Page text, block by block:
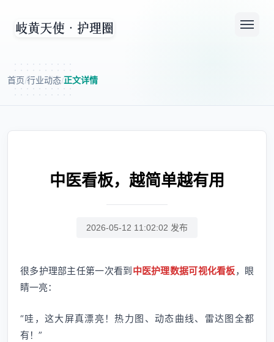
首页/行业动态/正文详情
中医看板，越简单越有用
2026-05-12 11:02:02 发布
很多护理部主任第一次看到中医护理数据可视化看板，眼
睛一亮：
“哇，这大屏真漂亮！热力图、动态曲线、雷达图全都
有！”